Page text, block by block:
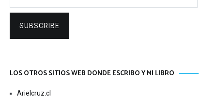
SUBSCRIBE
LOS OTROS SITIOS WEB DONDE ESCRIBO Y MI LIBRO
Arielcruz.cl